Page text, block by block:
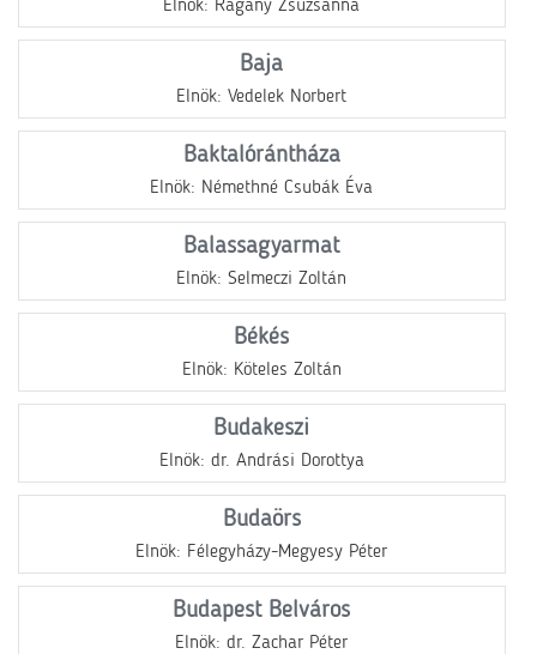
Elnök: Ragány Zsuzsanna
Baja
Elnök: Vedelek Norbert
Baktalórántháza
Elnök: Némethné Csubák Éva
Balassagyarmat
Elnök: Selmeczi Zoltán
Békés
Elnök: Köteles Zoltán
Budakeszi
Elnök: dr. Andrási Dorottya
Budaörs
Elnök: Félegyházy-Megyesy Péter
Budapest Belváros
Elnök: dr. Zachar Péter